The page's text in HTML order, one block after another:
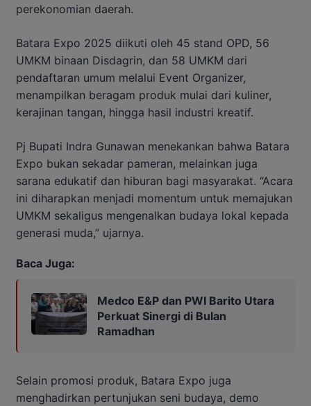
perekonomian daerah.
Batara Expo 2025 diikuti oleh 45 stand OPD, 56
UMKM binaan Disdagrin, dan 58 UMKM dari
pendaftaran umum melalui Event Organizer,
menampilkan beragam produk mulai dari kuliner,
kerajinan tangan, hingga hasil industri kreatif.
Pj Bupati Indra Gunawan menekankan bahwa Batara
Expo bukan sekadar pameran, melainkan juga
sarana edukatif dan hiburan bagi masyarakat. “Acara
ini diharapkan menjadi momentum untuk memajukan
UMKM sekaligus mengenalkan budaya lokal kepada
generasi muda,” ujarnya.
Baca Juga:
Medco E&P dan PWI Barito Utara
Perkuat Sinergi di Bulan
Ramadhan
Selain promosi produk, Batara Expo juga
menghadirkan pertunjukan seni budaya, demo